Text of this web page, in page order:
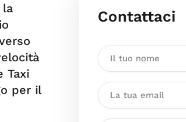
la
Taxi
per il
Contattaci